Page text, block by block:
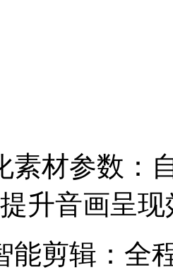
素材参数：
升音画呈现
能剪辑：全